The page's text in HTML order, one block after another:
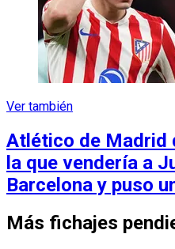
Ver también
Atlético de Madrid
la que vendería a
Barcelona y puso
Más fichajes